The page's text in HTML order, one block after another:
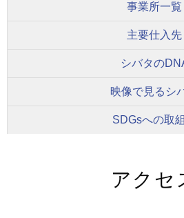
事業所一覧
主要仕入先
シバタの
映像で見るシ
SDGsへの取
アクセ